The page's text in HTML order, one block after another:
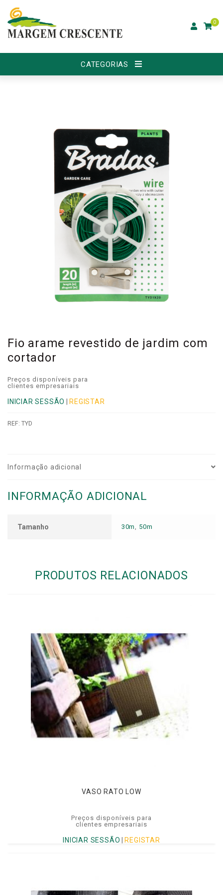
0
CATEGORIAS
Fio arame revestido de jardim com
cortador
Preços disponíveis para
clientes empresariais
INICIAR SESSÃO REGISTAR
REF: TYD
Informação adicional
INFORMAÇÃO ADICIONAL
Tamanho 30m, 50m
PRODUTOS RELACIONADOS
VASO RATO LOW
Preços disponíveis para
clientes empresariais
INICIAR SESSÃO REGISTAR